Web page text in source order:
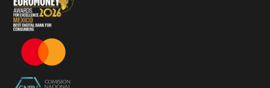
Términos y Condiciones – 20% Cashback en
supermercados participantes
Términos y Condiciones Juegos de Mexico 2026
Términos y Condiciones - Amazon Prime Day 2026
Términos y Condiciones – Diferimiento de Compras
con 0% de Interés Desde App
Términos y Condiciones de Beneficios Uber Card